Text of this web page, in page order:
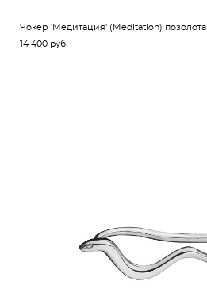
Чокер 'Медитация' (Meditation) позолота
14 400 pуб.